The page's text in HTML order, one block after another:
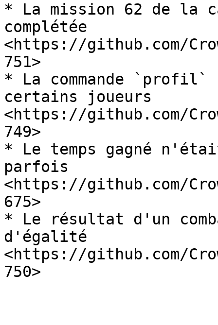
* La mission 62 de la
complétée
<https://github.com/
751>
* La commande
certains joueurs
<https://github.com/
749>
* Le temps gagné
parfois
<https://github.com/
675>
* Le résultat d'un
d'égalité
<https://github.com/